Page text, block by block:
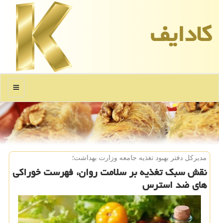
كادایف
منو
مدیركل دفتر بهبود تغذیه جامعه وزارت بهداشت؛
نقش سبك تغذیه بر سلامت روان، فهرست خوراكی
های ضد استرس